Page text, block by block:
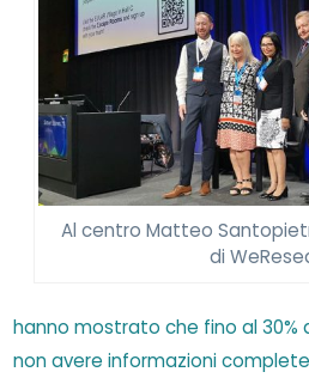
Al centro Matteo
di
hanno mostrato che fino al 30%
non avere informazioni